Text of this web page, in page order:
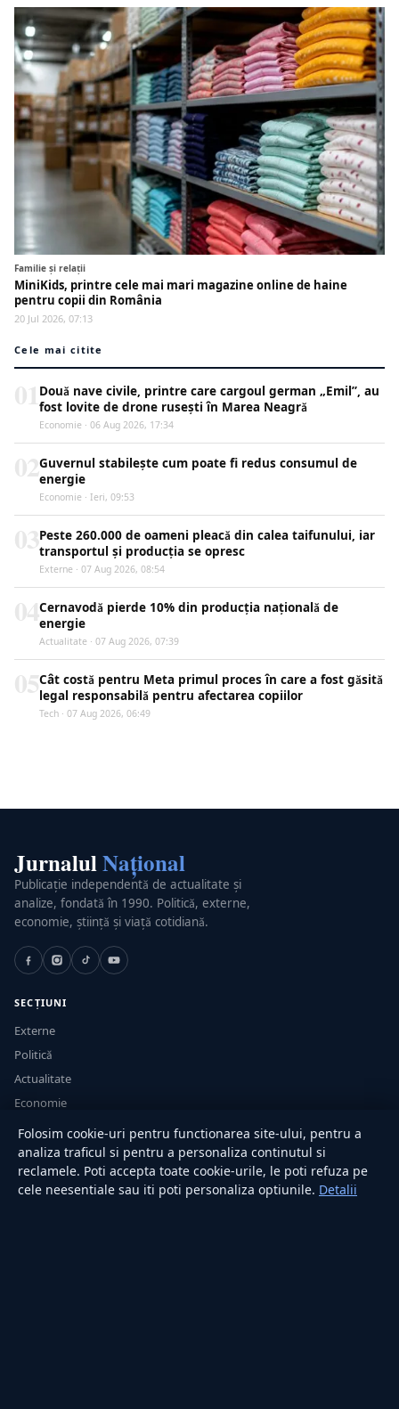
Familie și relații
MiniKids, printre cele mai mari magazine online de haine
pentru copii din România
20 Jul 2026, 07:13
Cele mai citite
Două nave civile, printre care cargoul german „Emil”, au
fost lovite de drone rusești în Marea Neagră
Economie · 06 Aug 2026, 17:34
Guvernul stabilește cum poate fi redus consumul de
energie
Economie · Ieri, 09:53
Peste 260.000 de oameni pleacă din calea taifunului, iar
transportul și producția se opresc
Externe · 07 Aug 2026, 08:54
Cernavodă pierde 10% din producția națională de
energie
Actualitate · 07 Aug 2026, 07:39
Cât costă pentru Meta primul proces în care a fost găsită
legal responsabilă pentru afectarea copiilor
Tech · 07 Aug 2026, 06:49
JurnalulNațional
Publicație independentă de actualitate și
analize, fondată în 1990. Politică, externe,
economie, știință și viață cotidiană.
SECȚIUNI
Externe
Politică
Actualitate
Economie
Sănătate
Utile
RUBRICI
Folosim cookie-uri pentru functionarea site-ului, pentru a
analiza traficul si pentru a personaliza continutul si
reclamele. Poti accepta toate cookie-urile, le poti refuza pe
cele neesentiale sau iti poti personaliza optiunile. Detalii